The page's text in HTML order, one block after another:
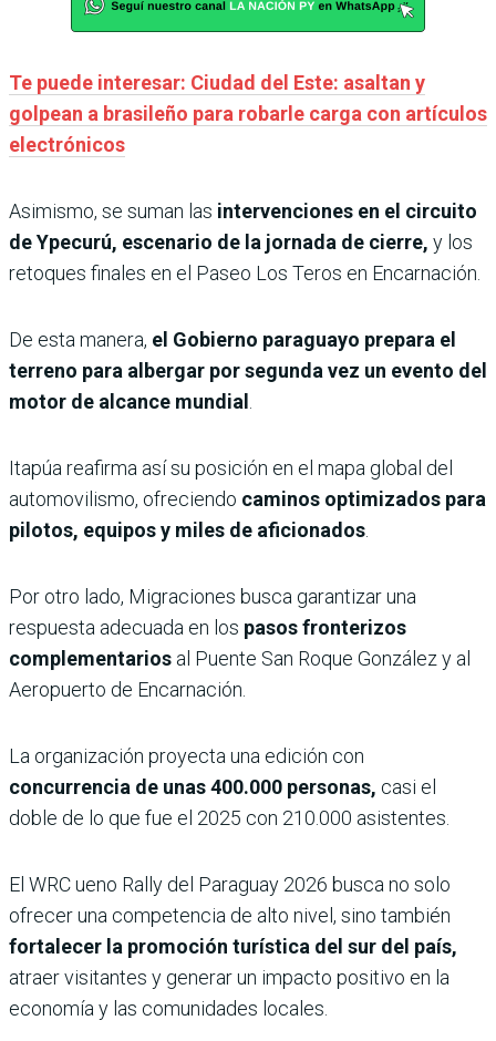
Te puede interesar: Ciudad del Este: asaltan y
golpean a brasileño para robarle carga con artículos
electrónicos
Asimismo, se suman las intervenciones en el circuito
de Ypecurú, escenario de la jornada de cierre, y los
retoques finales en el Paseo Los Teros en Encarnación.
De esta manera, el Gobierno paraguayo prepara el
terreno para albergar por segunda vez un evento del
motor de alcance mundial
Itapúa reafirma así su posición en el mapa global del
automovilismo, ofreciendo caminos optimizados para
pilotos, equipos y miles de aficionados
Por otro lado, Migraciones busca garantizar una
respuesta adecuada en los pasos fronterizos
complementarios al Puente San Roque González y al
Aeropuerto de Encarnación.
La organización proyecta una edición con
concurrencia de unas 400.000 personas, casi el
doble de lo que fue el 2025 con 210.000 asistentes.
El WRC ueno Rally del Paraguay 2026 busca no solo
ofrecer una competencia de alto nivel, sino también
fortalecer la promoción turística del sur del país,
atraer visitantes y generar un impacto positivo en la
economía y las comunidades locales.